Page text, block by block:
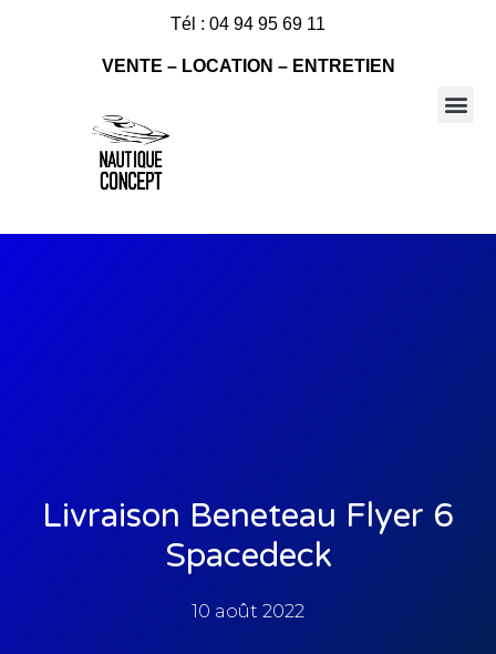
Tél : 04 94 95 69 11
VENTE – LOCATION – ENTRETIEN
Livraison Beneteau Flyer 6
Spacedeck
10 août 2022